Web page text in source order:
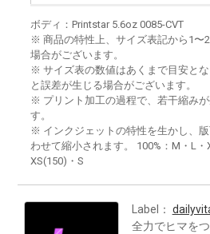
ボディ：Printstar 5.6oz 0085-CVT
※ 商品の特性上、サイズ表記から1〜
場合がございます。
※ サイズ表の数値はあくまで目安と
と誤差が生じる場合がございます。
※ プリント加工の過程で、若干縮み
す。
※ インクジェットの特性を生かし、
わせて縮小されます。 100%：M・L・
XS(150)・S
Label：
全力でヒマを